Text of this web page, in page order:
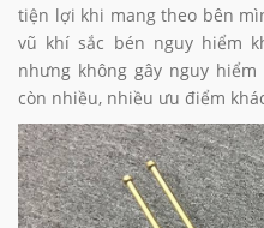
tiện lợi khi mang theo bên
vũ khí sắc bén nguy hiểm
nhưng không gây nguy
còn nhiều, nhiều ưu điểm